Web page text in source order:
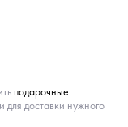
подарочные
доставки нужного